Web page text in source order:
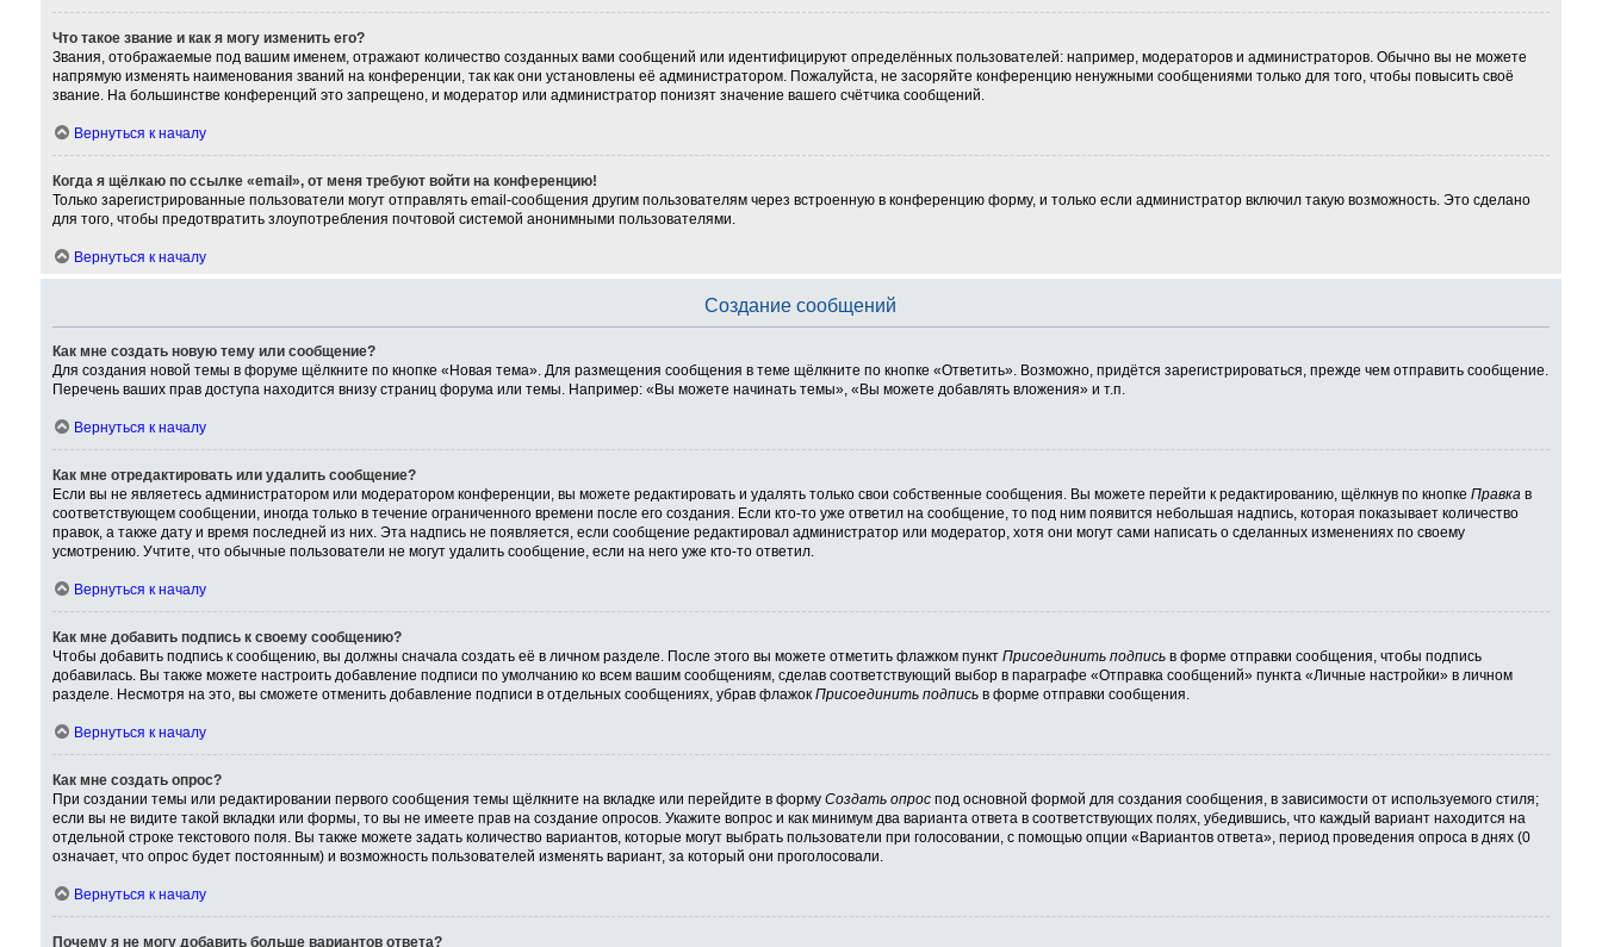
Что такое звание и как я могу изменить его?
Звания, отображаемые под вашим именем, отражают количество созданных вами сообщений или идентифицируют определённых пользователей: например, модераторов и администраторов. Обычно вы не можете
напрямую изменять наименования званий на конференции, так как они установлены её администратором. Пожалуйста, не засоряйте конференцию ненужными сообщениями только для того, чтобы повысить своё
звание. На большинстве конференций это запрещено, и модератор или администратор понизят значение вашего счётчика сообщений.
Вернуться к началу
Когда я щёлкаю по ссылке «email», от меня требуют войти на конференцию!
Только зарегистрированные пользователи могут отправлять email-сообщения другим пользователям через встроенную в конференцию форму, и только если администратор включил такую возможность. Это сделано
для того, чтобы предотвратить злоупотребления почтовой системой анонимными пользователями.
Вернуться к началу
Создание сообщений
Как мне создать новую тему или сообщение?
Для создания новой темы в форуме щёлкните по кнопке «Новая тема». Для размещения сообщения в теме щёлкните по кнопке «Ответить». Возможно, придётся зарегистрироваться, прежде чем отправить сообщение.
Перечень ваших прав доступа находится внизу страниц форума или темы. Например: «Вы можете начинать темы», «Вы можете добавлять вложения» и т.п.
Вернуться к началу
Как мне отредактировать или удалить сообщение?
Если вы не являетесь администратором или модератором конференции, вы можете редактировать и удалять только свои собственные сообщения. Вы можете перейти к редактированию, щёлкнув по кнопке Правкав
соответствующем сообщении, иногда только в течение ограниченного времени после его создания. Если кто-то уже ответил на сообщение, то под ним появится небольшая надпись, которая показывает количество
правок, а также дату и время последней из них. Эта надпись не появляется, если сообщение редактировал администратор или модератор, хотя они могут сами написать о сделанных изменениях по своему
усмотрению. Учтите, что обычные пользователи не могут удалить сообщение, если на него уже кто-то ответил.
Вернуться к началу
Как мне добавить подпись к своему сообщению?
Чтобы добавить подпись к сообщению, вы должны сначала создать её в личном разделе. После этого вы можете отметить флажком пункт Присоединить подписьв форме отправки сообщения, чтобы подпись
добавилась. Вы также можете настроить добавление подписи по умолчанию ко всем вашим сообщениям, сделав соответствующий выбор в параграфе «Отправка сообщений» пункта «Личные настройки» в личном
разделе. Несмотря на это, вы сможете отменить добавление подписи в отдельных сообщениях, убрав флажок Присоединить подписьв форме отправки сообщения.
Вернуться к началу
Как мне создать опрос?
При создании темы или редактировании первого сообщения темы щёлкните на вкладке или перейдите в форму Создать опроспод основной формой для создания сообщения, в зависимости от используемого стиля;
если вы не видите такой вкладки или формы, то вы не имеете прав на создание опросов. Укажите вопрос и как минимум два варианта ответа в соответствующих полях, убедившись, что каждый вариант находится на
отдельной строке текстового поля. Вы также можете задать количество вариантов, которые могут выбрать пользователи при голосовании, с помощью опции «Вариантов ответа», период проведения опроса в днях (0
означает, что опрос будет постоянным) и возможность пользователей изменять вариант, за который они проголосовали.
Вернуться к началу
Почему я не могу добавить больше вариантов ответа?